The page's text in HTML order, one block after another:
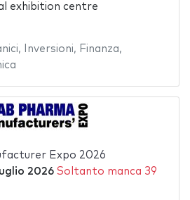
exhibition centre
, Inversioni, Finanza,
Expo 2026
2026 Soltanto manca 39